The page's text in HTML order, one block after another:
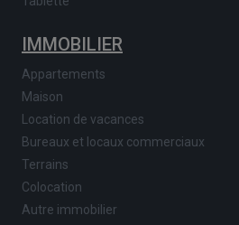
IMMOBILIER
Appartements
Maison
Location de vacances
Bureaux et locaux commerciaux
Terrains
Colocation
Autre immobilier